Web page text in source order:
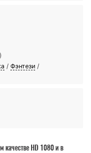
/ Фэнтези /
качестве HD 1080 и в